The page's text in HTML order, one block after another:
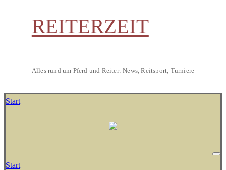
REITERZEIT
Alles rund um Pferd und Reiter: News, Reitsport, Turniere
Start
Start